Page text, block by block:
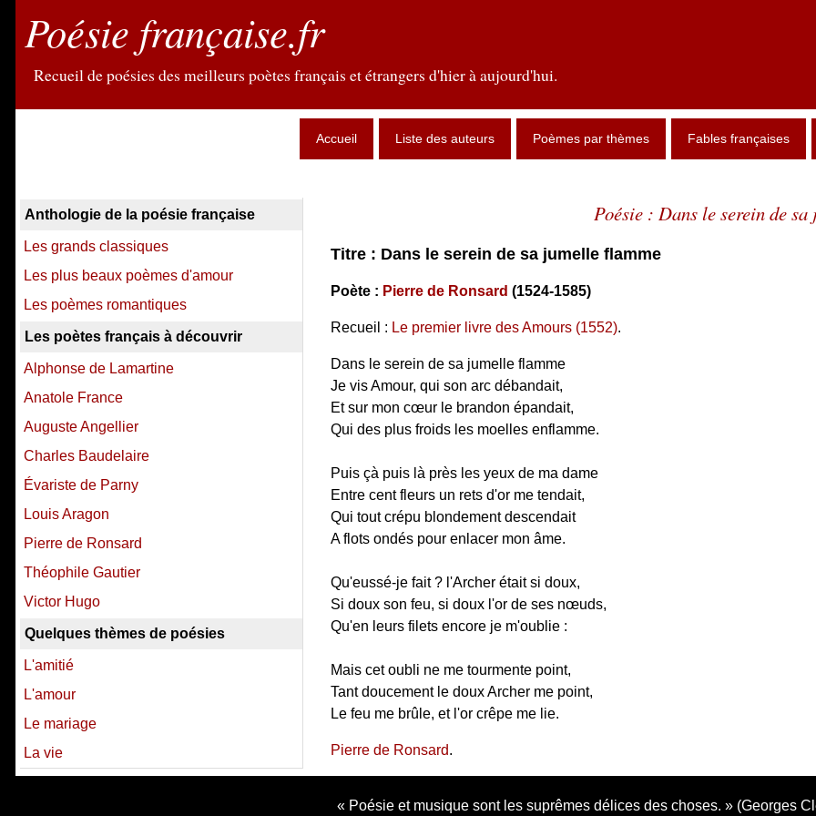
Poésie française.fr
Recueil de poésies des meilleurs poètes français et étrangers d'hier à aujourd'hui.
Accueil Liste des auteurs Poèmes par thèmes Fables françaises
Poésie : Dans le serein de
Titre : Dans le serein de sa jumelle flamme
Poète : Pierre de Ronsard (1524-1585)
Recueil : Le premier livre des Amours (1552).
Dans le serein de sa jumelle flamme
Je vis Amour, qui son arc débandait,
Et sur mon cœur le brandon épandait,
Qui des plus froids les moelles enflamme.
Puis çà puis là près les yeux de ma dame
Entre cent fleurs un rets d'or me tendait,
Qui tout crépu blondement descendait
A flots ondés pour enlacer mon âme.
Qu'eussé-je fait ? l'Archer était si doux,
Si doux son feu, si doux l'or de ses nœuds,
Qu'en leurs filets encore je m'oublie :
Mais cet oubli ne me tourmente point,
Tant doucement le doux Archer me point,
Le feu me brûle, et l'or crêpe me lie.
Pierre de Ronsard.
Anthologie de la poésie française
Les grands classiques
Les plus beaux poèmes d'amour
Les poèmes romantiques
Les poètes français à découvrir
Alphonse de Lamartine
Anatole France
Auguste Angellier
Charles Baudelaire
Évariste de Parny
Louis Aragon
Pierre de Ronsard
Théophile Gautier
Victor Hugo
Quelques thèmes de poésies
L'amitié
L'amour
Le mariage
La vie
Poésie et musique sont les suprêmes délices des choses. (Georges